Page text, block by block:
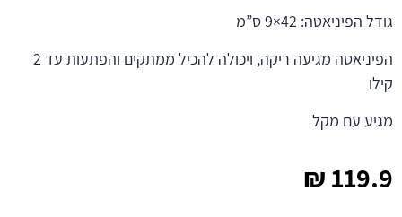
119.9
₪
גודל הפיניאטה: 42×9 ס”מ
הפיניאטה מגיעה ריקה, ויכולה להכיל ממתקים והפתעות עד 2
קילו
מגיע עם מקל